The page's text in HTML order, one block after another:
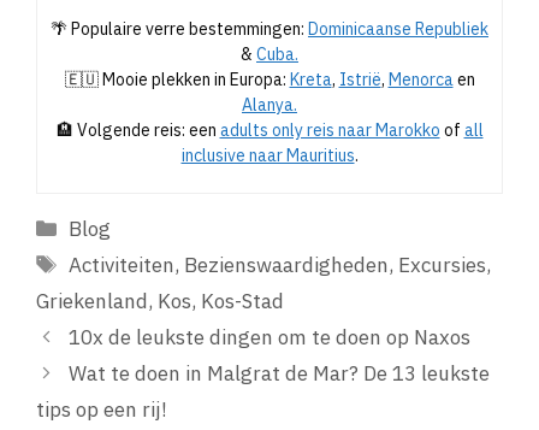
🌴 Populaire verre bestemmingen: Dominicaanse Republiek
& Cuba.
🇪🇺 Mooie plekken in Europa: Kreta, Istrië, Menorcaen
Alanya.
🏨 Volgende reis: een adults only reis naar Marokko of all
inclusive naar Mauritius.
Categorieën
Blog
Tags
Activiteiten, Bezienswaardigheden, Excursies,
Griekenland, Kos, Kos-Stad
10x de leukste dingen om te doen op Naxos
Wat te doen in Malgrat de Mar? De 13 leukste
tips op een rij!